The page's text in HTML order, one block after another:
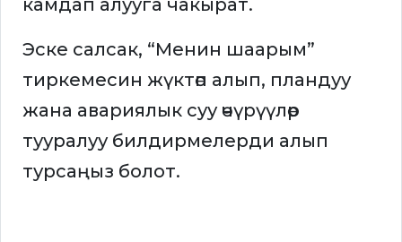
камдап алууга чакырат.
Эске салсак, “Менин шаарым”
тиркемесин жүктөп алып, пландуу
жана авариялык суу өчүрүүлөр
тууралуу билдирмелерди алып
турсаңыз болот.